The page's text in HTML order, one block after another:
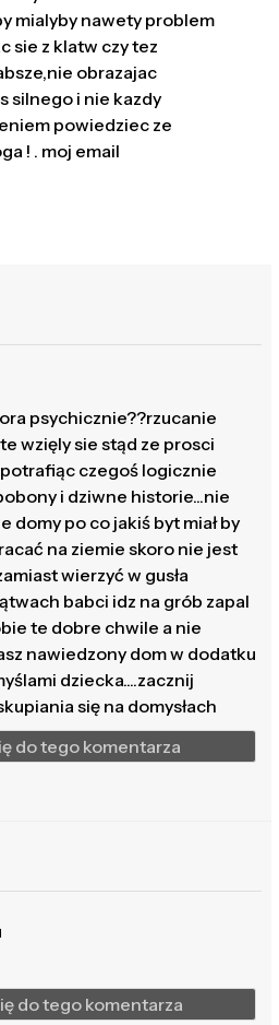
mialyby nawety problem
sie z klatw czy tez
obrazajac
silnego i nie kazdy
powiedziec ze
! . moj email
psychicznie??rzucanie
wzięly sie stąd ze prosci
czegoś logicznie
i dziwne historie...nie
domy po co jakiś byt miał by
na ziemie skoro nie jest
wierzyć w gusła
babci idz na grób zapal
te dobre chwile a nie
nawiedzony dom w dodatku
dziecka....zacznij
się na domysłach
do tego komentarza
do tego komentarza